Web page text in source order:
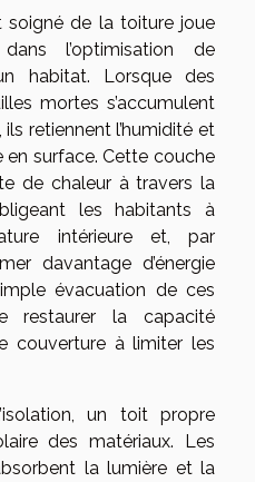
soigné de la toiture joue
l’optimisation de
habitat. Lorsque des
mortes s’accumulent
retiennent l’humidité et
en surface. Cette couche
de chaleur à travers la
les habitants à
intérieure et, par
davantage d’énergie
évacuation de ces
restaurer la capacité
couverture à limiter les
un toit propre
des matériaux. Les
la lumière et la